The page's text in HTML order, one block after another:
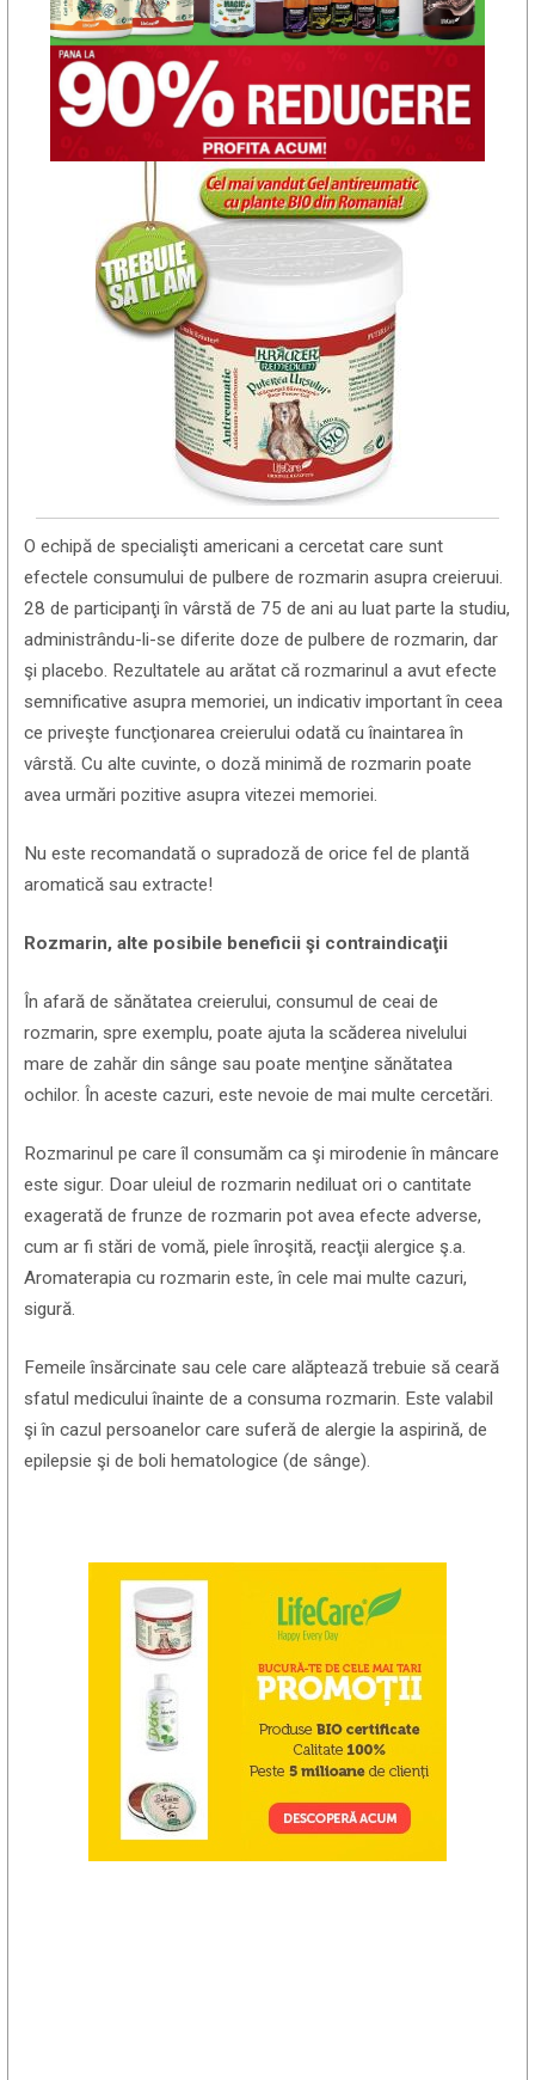
O echipă de specialişti americani a cercetat care sunt
efectele consumului de pulbere de rozmarin asupra creieruui.
28 de participanţi în vârstă de 75 de ani au luat parte la studiu,
administrându-li-se diferite doze de pulbere de rozmarin, dar
şi placebo. Rezultatele au arătat că rozmarinul a avut efecte
semnificative asupra memoriei, un indicativ important în ceea
ce priveşte funcţionarea creierului odată cu înaintarea în
vârstă. Cu alte cuvinte, o doză minimă de rozmarin poate
avea urmări pozitive asupra vitezei memoriei.
Nu este recomandată o supradoză de orice fel de plantă
aromatică sau extracte!
Rozmarin, alte posibile beneficii şi contraindicaţii
În afară de sănătatea creierului, consumul de ceai de
rozmarin, spre exemplu, poate ajuta la scăderea nivelului
mare de zahăr din sânge sau poate menţine sănătatea
ochilor. În aceste cazuri, este nevoie de mai multe cercetări.
Rozmarinul pe care îl consumăm ca şi mirodenie în mâncare
este sigur. Doar uleiul de rozmarin nediluat ori o cantitate
exagerată de frunze de rozmarin pot avea efecte adverse,
cum ar fi stări de vomă, piele înroşită, reacţii alergice ş.a.
Aromaterapia cu rozmarin este, în cele mai multe cazuri,
sigură.
Femeile însărcinate sau cele care alăptează trebuie să ceară
sfatul medicului înainte de a consuma rozmarin. Este valabil
şi în cazul persoanelor care suferă de alergie la aspirină, de
epilepsie şi de boli hematologice (de sânge).